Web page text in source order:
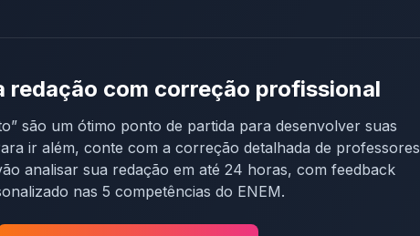
redação com correção profissional
” são um ótimo ponto de partida para desenvolver suas
ir além, conte com a correção detalhada de professores
analisar sua redação em até 24 horas, com feedback
nas 5 competências do ENEM.